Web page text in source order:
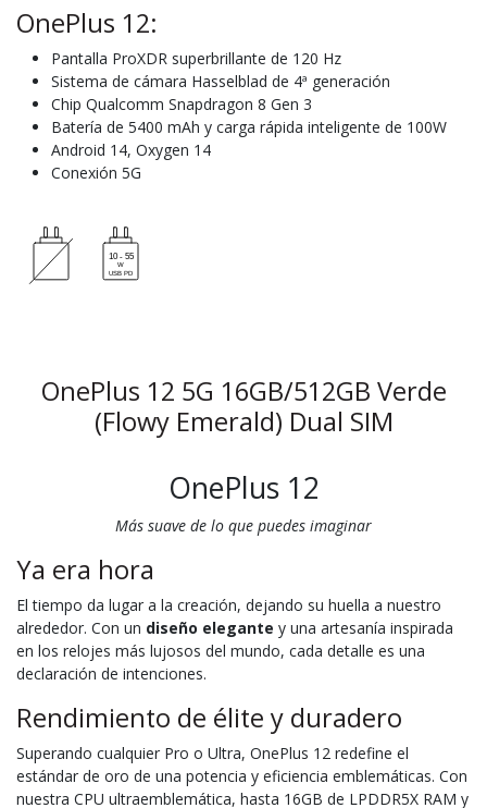
OnePlus 12:
Pantalla ProXDR superbrillante de 120 Hz
Sistema de cámara Hasselblad de 4ª generación
Chip Qualcomm Snapdragon 8 Gen 3
Batería de 5400 mAh y carga rápida inteligente de 100W
Android 14, Oxygen 14
Conexión 5G
OnePlus 12 5G 16GB/512GB Verde
(Flowy Emerald) Dual SIM
OnePlus 12
Más suave de lo que puedes imaginar
Ya era hora
El tiempo da lugar a la creación, dejando su huella a nuestro
alrededor. Con un diseño elegante y una artesanía inspirada
en los relojes más lujosos del mundo, cada detalle es una
declaración de intenciones.
Rendimiento de élite y duradero
Superando cualquier Pro o Ultra, OnePlus 12 redefine el
estándar de oro de una potencia y eficiencia emblemáticas. Con
nuestra CPU ultraemblemática, hasta 16GB de LPDDR5X RAM y